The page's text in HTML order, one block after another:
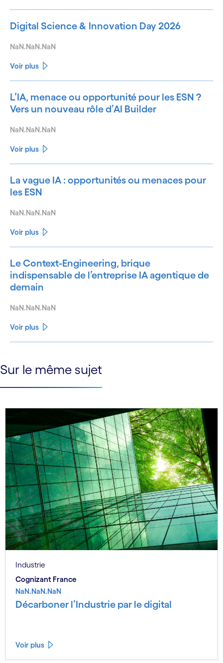
Digital Science & Innovation Day 2026
NaN.NaN.NaN
Voir plus
L’IA, menace ou opportunité pour les ESN ?
Vers un nouveau rôle d’AI Builder
NaN.NaN.NaN
Voir plus
La vague IA : opportunités ou menaces pour
les ESN
NaN.NaN.NaN
Voir plus
Le Context-Engineering, brique
indispensable de l’entreprise IA agentique de
demain
NaN.NaN.NaN
Voir plus
See more See less
Sur le même sujet
Industrie
Cognizant France
NaN.NaN.NaN
Décarboner l’Industrie par le digital
Voir plus